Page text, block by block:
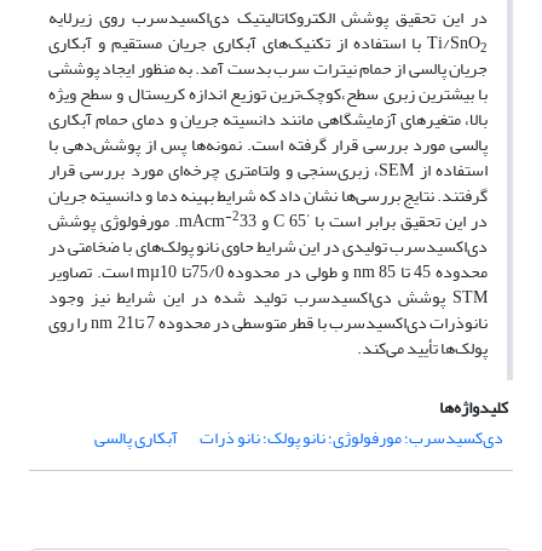
در این تحقیق پوشش الکتروکاتالیتیک دی‌اکسید‌سرب روی زیرلایه
Ti/SnO2 با استفاده از تکنیک‌های آبکاری جریان مستقیم و آبکاری
جریان پالسی از حمام نیترات سرب بدست آمد. به منظور ایجاد پوششی
با بیشترین زبری سطح،کوچک‌ترین توزیع اندازه کریستال و سطح‌ ویژه
بالا، متغیرهای آزمایشگاهی مانند دانسیته جریان و دمای حمام آبکاری
پالسی مورد بررسی قرار گرفته است. نمونه‌ها پس از پوشش‌دهی با
استفاده از SEM، زبری‌سنجی و ولتامتری چرخه‌ای مورد بررسی قرار
گرفتند. نتایج بررسی‌ها نشان داد که شرایط بهینه دما و دانسیته جریان
در این تحقیق برابر است با°C 65 و mAcm -2 33. مورفولوژی پوشش
دی‌اکسید‌سرب تولیدی در این شرایط حاوی نانو پولک‌های با ضخامتی در
محدوده 45 تا nm 85 و طولی در محدوده 75/0تا mµ10 است. تصاویر
STM پوشش دی‌اکسید‌سرب تولید شده در این شرایط نیز وجود
نانوذرات دی‌اکسید‌سرب با قطر متوسطی در محدوده 7 تاnm 21 را روی
پولک‌ها تأیید می‌کند.
کلیدواژه‌ها
دی‌کسید‌سرب؛ مورفولوژی؛ نانو پولک؛ نانو ذرات
آبکاری پالسی